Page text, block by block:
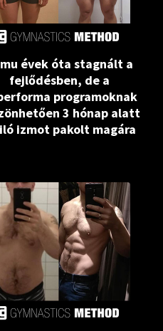
évek óta stagnált a
fejlődésben, de a
programoknak
3 hónap alatt
izmot pakolt magára